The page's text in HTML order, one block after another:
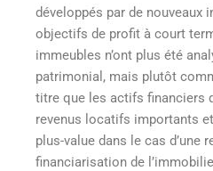
développés par de nouveaux
objectifs de profit à court
immeubles n’ont plus été
patrimonial, mais plutôt
titre que les actifs financiers
revenus locatifs importants
plus-value dans le cas d’une
financiarisation de